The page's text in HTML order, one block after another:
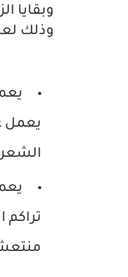
وبقايا
وذلك
يعمل